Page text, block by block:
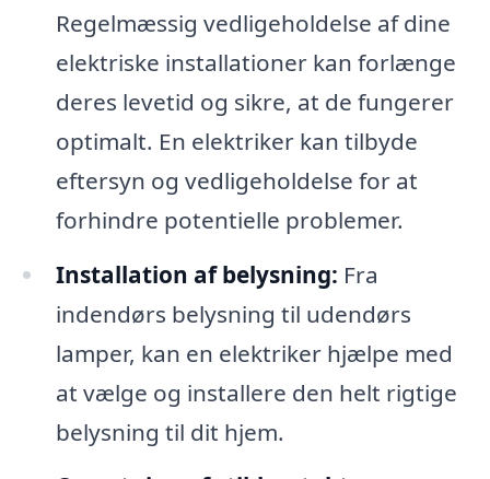
Regelmæssig vedligeholdelse af dine
elektriske installationer kan forlænge
deres levetid og sikre, at de fungerer
optimalt. En elektriker kan tilbyde
eftersyn og vedligeholdelse for at
forhindre potentielle problemer.
Installation af belysning: Fra
indendørs belysning til udendørs
lamper, kan en elektriker hjælpe med
at vælge og installere den helt rigtige
belysning til dit hjem.